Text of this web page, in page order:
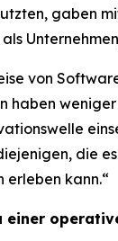
gaben
von
haben
die
kann.“